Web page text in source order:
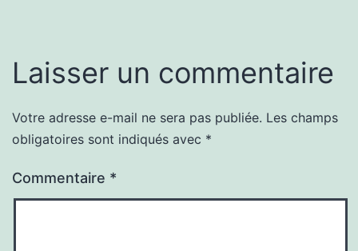
Laisser un commentaire
Votre adresse e-mail ne sera pas publiée. Les champs
obligatoires sont indiqués avec *
Commentaire *